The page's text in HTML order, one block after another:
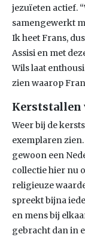
jezuïeten actief.
samengewerkt
Ik heet Frans,
Assisi en met
Wils laat
zien waarop
Kerststallen
Weer bij de
exemplaren zien.
gewoon een
collectie hier nu
religieuze
spreekt bijna
en mens bij
gebracht dan in